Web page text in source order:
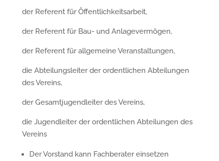
der Referent für Öffentlichkeitsarbeit,
der Referent für Bau- und Anlagevermögen,
der Referent für allgemeine Veranstaltungen,
die Abteilungsleiter der ordentlichen Abteilungen
des Vereins,
der Gesamtjugendleiter des Vereins,
die Jugendleiter der ordentlichen Abteilungen des
Vereins
Der Vorstand kann Fachberater einsetzen